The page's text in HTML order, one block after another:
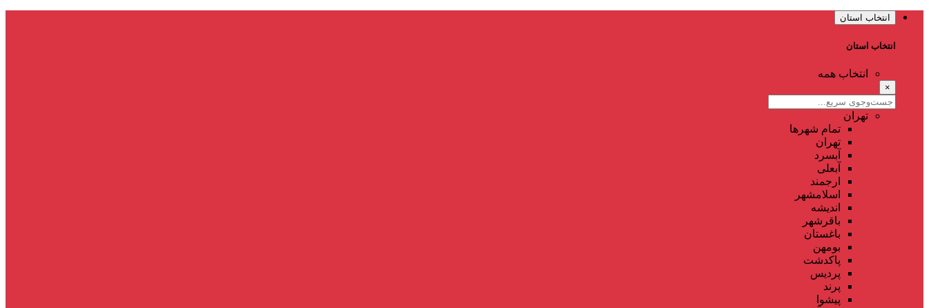
انتخاب استان
انتخاب استان
انتخاب همه
×
تهران
تمام شهر‌ها
تهران
آبسرد
آبعلی
ارجمند
اسلامشهر
اندیشه
باقرشهر
باغستان
بومهن
پاکدشت
پردیس
پرند
پیشوا